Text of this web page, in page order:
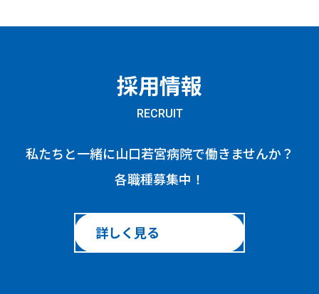
採用情報
RECRUIT
私たちと一緒に山口若宮病院で働きませんか？
各職種募集中！
詳しく見る